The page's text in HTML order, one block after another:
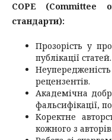
COPE (Committee
стандарти):
Прозорість у
публікації статей.
рецензентів.
Академічна
фальсифікації,
Коректне
кожного з авторів.